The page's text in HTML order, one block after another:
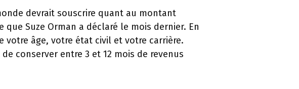
devrait souscrire quant au montant
que Suze Orman a déclaré le mois dernier. En
âge, votre état civil et votre carrière.
conserver entre 3 et 12 mois de revenus